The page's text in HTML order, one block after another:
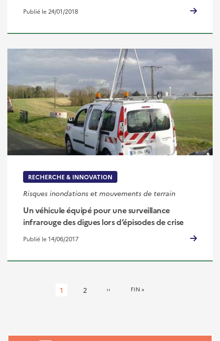
Publié le 24/01/2018
RECHERCHE & INNOVATION
Risques inondations et mouvements de terrain
Un véhicule équipé pour une surveillance
infrarouge des digues lors d’épisodes de crise
Publié le 14/06/2017
Page
1 Page
2
PAGE
››
DERNIÈRE
FIN »